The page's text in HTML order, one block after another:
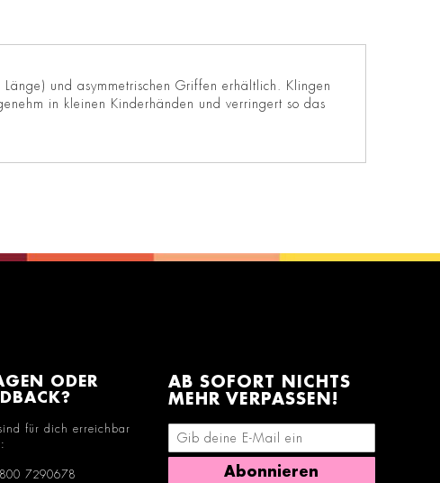
und asymmetrischen Griffen erhältlich. Klingen
in kleinen Kinderhänden und verringert so das
ODER
für dich erreichbar
7290678
AB SOFORT NICHTS
MEHR VERPASSEN!
E-Mail-Adresse eingeben
Abonnieren